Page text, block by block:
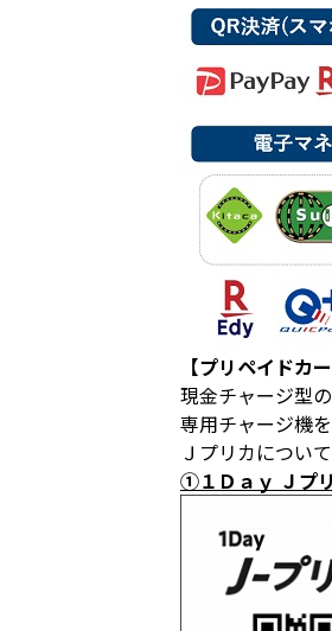
【プリペイドカー
現金チャージ型
専用チャージ機
Ｊプリカについ
①１Ｄａｙ Ｊプ